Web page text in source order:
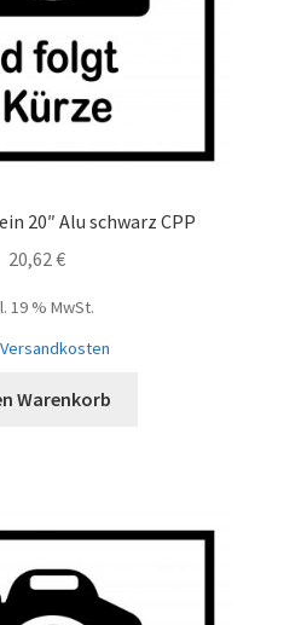
20″ Alu schwarz CPP
20,62 €
19 % MwSt.
Versandkosten
Warenkorb